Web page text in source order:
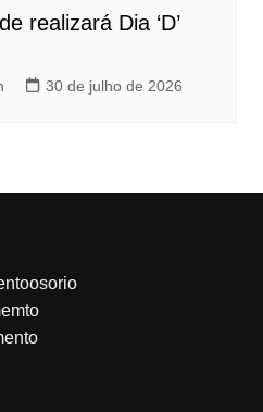
realizará Dia ‘D’
30 de julho de 2026